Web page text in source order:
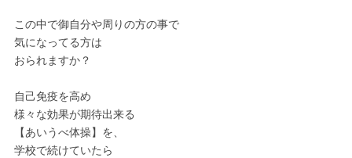
この中で御自分や周りの方の事で
気になってる方は
おられますか？
自己免疫を高め
様々な効果が期待出来る
【あいうべ体操】を、
学校で続けていたら